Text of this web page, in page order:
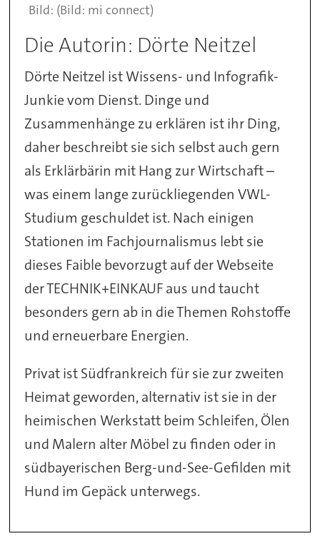
(Bild: mi connect)
Die Autorin: Dörte Neitzel
Dörte Neitzel ist Wissens- und Infografik-
Junkie vom Dienst. Dinge und
Zusammenhänge zu erklären ist ihr Ding,
daher beschreibt sie sich selbst auch gern
als Erklärbärin mit Hang zur Wirtschaft –
was einem lange zurückliegenden VWL-
Studium geschuldet ist. Nach einigen
Stationen im Fachjournalismus lebt sie
dieses Faible bevorzugt auf der Webseite
der TECHNIK+EINKAUF aus und taucht
besonders gern ab in die Themen Rohstoffe
und erneuerbare Energien.
Privat ist Südfrankreich für sie zur zweiten
Heimat geworden, alternativ ist sie in der
heimischen Werkstatt beim Schleifen, Ölen
und Malern alter Möbel zu finden oder in
südbayerischen Berg-und-See-Gefilden mit
Hund im Gepäck unterwegs.